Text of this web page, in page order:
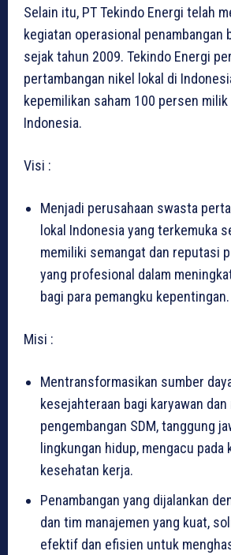
Selain itu, PT Tekindo Energi telah
kegiatan operasional penambangan
sejak tahun 2009. Tekindo Energi
pertambangan nikel lokal di
kepemilikan saham 100 persen
Indonesia.
Visi :
Menjadi perusahaan swasta
lokal Indonesia yang terkemuka
memiliki semangat dan reputasi
yang profesional dalam
bagi para pemangku kepentingan.
Misi :
Mentransformasikan sumber
kesejahteraan bagi karyawan dan
pengembangan SDM, tanggung
lingkungan hidup, mengacu pada
kesehatan kerja.
Penambangan yang dijalankan
dan tim manajemen yang kuat,
efektif dan efisien untuk